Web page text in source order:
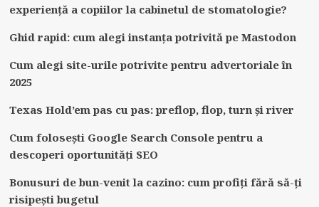
experiență a copiilor la cabinetul de stomatologie?
Ghid rapid: cum alegi instanța potrivită pe Mastodon
Cum alegi site-urile potrivite pentru advertoriale în
2025
Texas Hold’em pas cu pas: preflop, flop, turn și river
Cum folosești Google Search Console pentru a
descoperi oportunități SEO
Bonusuri de bun-venit la cazino: cum profiți fără să-ți
risipești bugetul